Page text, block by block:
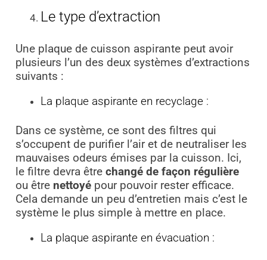
Le type d’extraction
Une plaque de cuisson aspirante peut avoir
plusieurs l’un des deux systèmes d’extractions
suivants :
La plaque aspirante en recyclage :
Dans ce système, ce sont des filtres qui
s’occupent de purifier l’air et de neutraliser les
mauvaises odeurs émises par la cuisson. Ici,
le filtre devra être changé de façon régulière
ou être nettoyépour pouvoir rester efficace.
Cela demande un peu d’entretien mais c’est le
système le plus simple à mettre en place.
La plaque aspirante en évacuation :